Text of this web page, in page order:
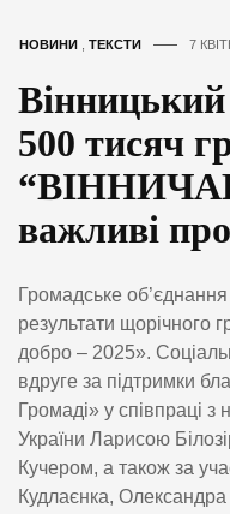
НОВИНИ , ТЕКСТИ 7
500 тисяч
важливі
Громадське
результати щорічного
добро – 2025».
вдруге за підтримки
Громаді» у співпраці
України Ларисою
Кучером, а також за
Кудлаєнка,